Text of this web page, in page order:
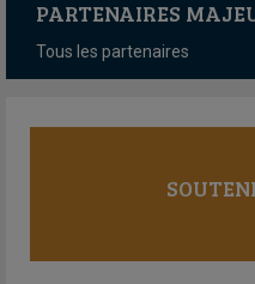
PARTENAIRES
Tous les partenaires